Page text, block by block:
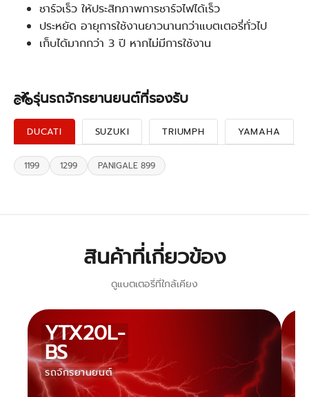
ชาร์จเร็ว ให้ประสิทภาพการชาร์จไฟได้เร็ว
ประหยัด อายุการใช้งานยาวนานกว่าแบตเตอรี่ทั่วไป
เก็บได้มากกว่า 3 ปี หากไม่มีการใช้งาน
รุ่นรถจักรยานยนต์ที่รองรับ
DUCATI SUZUKI TRIUMPH YAMAHA
1199 1299 PANIGALE 899
สินค้าที่เกี่ยวข้อง
ดูแบตเตอรี่ที่ใกล้เคียง
YTX20L-
BS
รถจักรยานยนต์